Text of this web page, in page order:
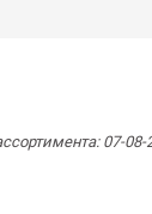
07-08-